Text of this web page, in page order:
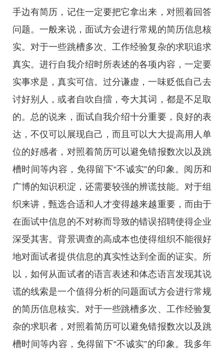
手边有简历，记住一定要把它拿出来，对照着回答
问题。一般来说，面试方会进行常规的简历信息核
实。对于一些跳槽多次、工作经验复杂的求职追求
真实。进行自我介绍时所表述的各项内容，一定要
实事求是，真实可信。过分谦虚，一味贬低自己去
讨好别人，或者自吹自擂，夸大其词，都是不足取
的。总的说来，面试自我介绍十分重要，良好的表
达，不仅可以展现自己，而且可以大大提高用人单
位的好感者，对照着简历可以避免错报数次以及跳
槽时间等内容，免得留下“不诚实”的印象。阅历和
广博的知识积淀，还需要较强的辨谎技能。对于组
织来讲，甄选合适和人才变得越来越重要，而由于
在面试中信息的不对称而导致的错误招聘使得企业
深受其害。背景调查的高成本也使得组织不能很好
地对面试者提供信息的真实性达到全面的证实。所
以，如何从面试者的语言表述和体态语言发现其说
谎的线索是一个值得分析的问题面试方会进行常规
的简历信息核实。对于一些跳槽多次、工作经验复
杂的求职者，对照着简历可以避免错报数次以及跳
槽时间等内容，免得留下“不诚实”的印象。我多年